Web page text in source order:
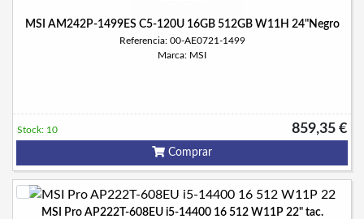
MSI AM242P-1499ES C5-120U 16GB 512GB W11H 24"Negro
Referencia: 00-AE0721-1499
Marca: MSI
859,35 €
Stock: 10
Comprar
MSI Pro AP222T-608EU i5-14400 16 512 W11P 22" tac.